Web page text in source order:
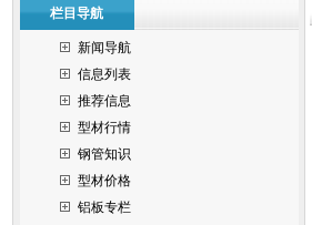
栏目导航
新闻导航
信息列表
推荐信息
型材行情
钢管知识
型材价格
铝板专栏